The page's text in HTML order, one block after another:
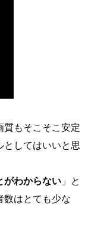
質もそこそこ安定
としてはいいと思
がわからない 」と
数はとても少な